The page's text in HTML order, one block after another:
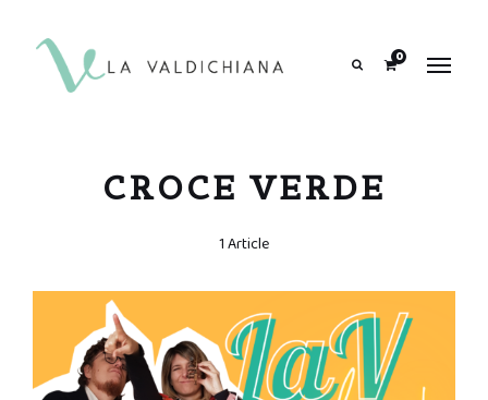
0
CROCE VERDE
1 Article